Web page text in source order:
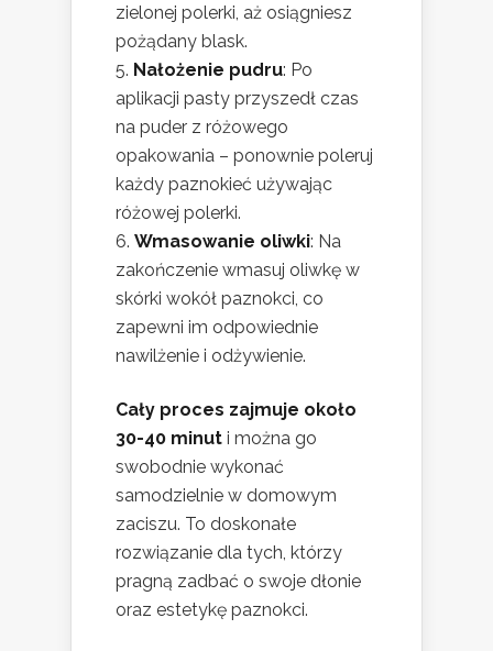
zielonej polerki, aż osiągniesz
pożądany blask.
Nałożenie pudru: Po
aplikacji pasty przyszedł czas
na puder z różowego
opakowania – ponownie poleruj
każdy paznokieć używając
różowej polerki.
Wmasowanie oliwki: Na
zakończenie wmasuj oliwkę w
skórki wokół paznokci, co
zapewni im odpowiednie
nawilżenie i odżywienie.
Cały proces zajmuje około
30-40 minut i można go
swobodnie wykonać
samodzielnie w domowym
zaciszu. To doskonałe
rozwiązanie dla tych, którzy
pragną zadbać o swoje dłonie
oraz estetykę paznokci.